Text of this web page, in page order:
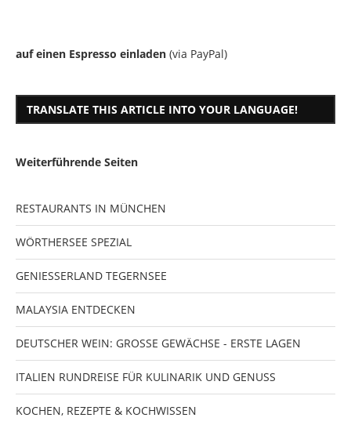
auf einen Espresso einladen (via PayPal)
TRANSLATE THIS ARTICLE INTO YOUR LANGUAGE!
Weiterführende Seiten
RESTAURANTS IN MÜNCHEN
WÖRTHERSEE SPEZIAL
GENIESSERLAND TEGERNSEE
MALAYSIA ENTDECKEN
DEUTSCHER WEIN: GROSSE GEWÄCHSE - ERSTE LAGEN
ITALIEN RUNDREISE FÜR KULINARIK UND GENUSS
KOCHEN, REZEPTE & KOCHWISSEN